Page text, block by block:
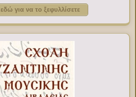
για να το ξεφυλλίσετε